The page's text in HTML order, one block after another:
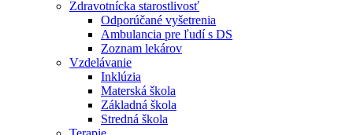
Zdravotnícka starostlivosť
Odporúčané vyšetrenia
Ambulancia pre ľudí s DS
Zoznam lekárov
Vzdelávanie
Inklúzia
Materská škola
Základná škola
Stredná škola